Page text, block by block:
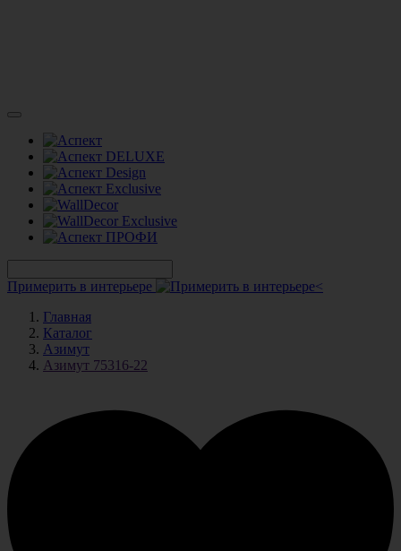
Примерить в интерьере
Главная
Каталог
Азимут
Азимут 75316-22